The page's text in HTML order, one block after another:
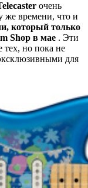
очень
же времени, что и
который только
Shop в мае . Эти
тех, но пока не
для